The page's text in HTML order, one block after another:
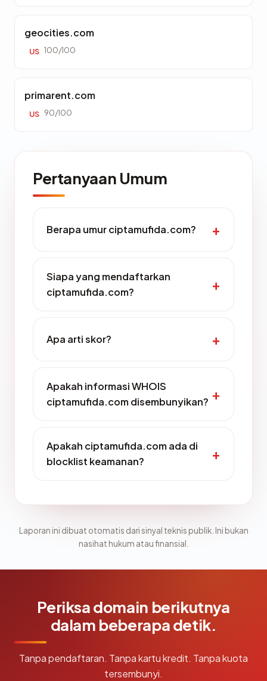
geocities.com
US 100/100
primarent.com
US 90/100
Pertanyaan Umum
Berapa umur ciptamufida.com?
Siapa yang mendaftarkan
ciptamufida.com?
Apa arti skor?
Apakah informasi WHOIS
ciptamufida.com disembunyikan?
Apakah ciptamufida.com ada di
blocklist keamanan?
Laporan ini dibuat otomatis dari sinyal teknis publik. Ini bukan
nasihat hukum atau finansial.
Periksa domain berikutnya
dalam beberapa detik.
Tanpa pendaftaran. Tanpa kartu kredit. Tanpa kuota
tersembunyi.